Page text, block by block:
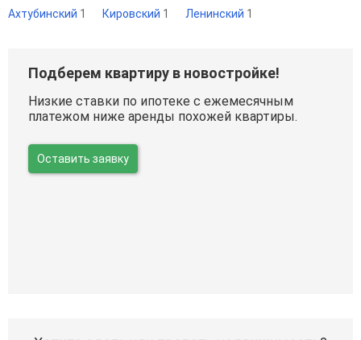
Ахтубинский 1 Кировский 1 Ленинский 1
Подберем квартиру в новостройке!
Низкие ставки по ипотеке с ежемесячным
платежом ниже аренды похожей квартиры.
Оставить заявку